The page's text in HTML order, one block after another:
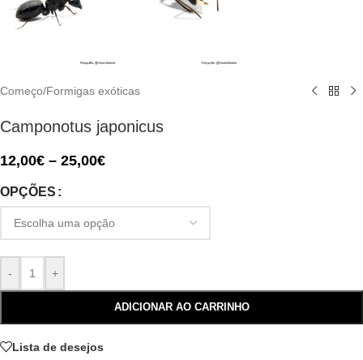
Começo/Formigas exóticas
Camponotus japonicus
12,00€ – 25,00€
OPÇÕES
- +
ADICIONAR AO CARRINHO
Lista de desejos